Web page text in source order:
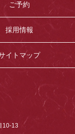
ご予約
採用情報
イトマップ
10-13